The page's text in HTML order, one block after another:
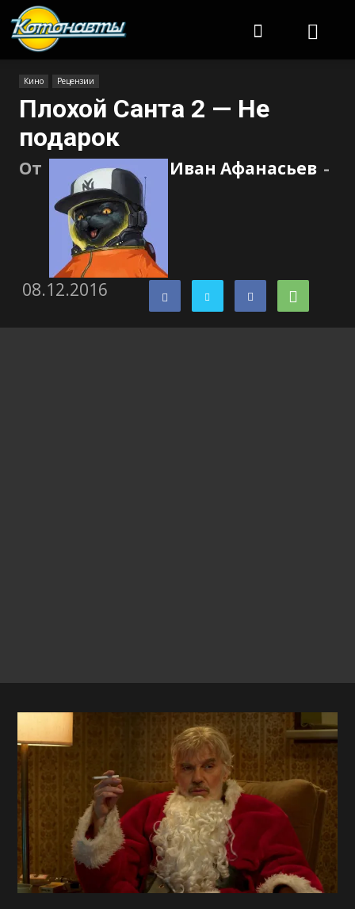
Кино Рецензии
Плохой Санта 2 — Не
подарок
От Иван Афанасьев -
08.12.2016